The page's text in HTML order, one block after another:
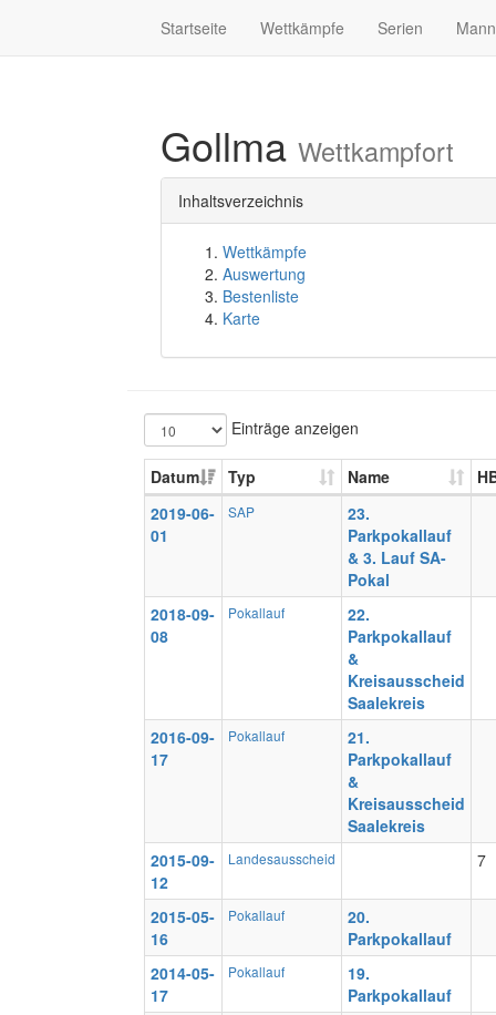
Startseite Wettkämpfe Serien
Gollma Wettkampfort
Inhaltsverzeichnis
Wettkämpfe
Auswertung
Bestenliste
Karte
Einträge anzeigen
Datum Typ Name
2019-06-
01
SAP
23.
Parkpokallauf
& 3. Lauf SA-
Pokal
2018-09-
08
Pokallauf
22.
Parkpokallauf
&
Kreisausscheid
Saalekreis
2016-09-
17
Pokallauf
21.
Parkpokallauf
&
Kreisausscheid
Saalekreis
2015-09-
12
Landesausscheid 7
2015-05-
16
Pokallauf
20.
Parkpokallauf
2014-05-
17
Pokallauf
19.
Parkpokallauf